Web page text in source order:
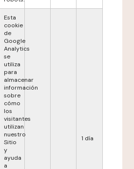
Esta
cookie
de
Google
Analytics
se
utiliza
para
almacenar
información
sobre
cómo
los
visitantes
utilizan
nuestro
Sitio
y
ayuda
a
1 día